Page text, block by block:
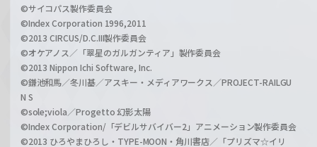
©サイコパス製作委員会
©Index Corporation 1996,2011
©2013 CIRCUS/D.C.III製作委員会
©オケアノス／「翠星のガルガンティア」製作委員会
©2013 Nippon Ichi Software, Inc.
©鎌池和馬／冬川基／アスキー・メディアワークス／PROJECT-RAILGU
N S
©sole;viola／Progetto 幻影太陽
©Index Corporation/「デビルサバイバー2」アニメーション製作委員会
©2013 ひろやまひろし・TYPE-MOON・角川書店／「プリズマ☆イリ